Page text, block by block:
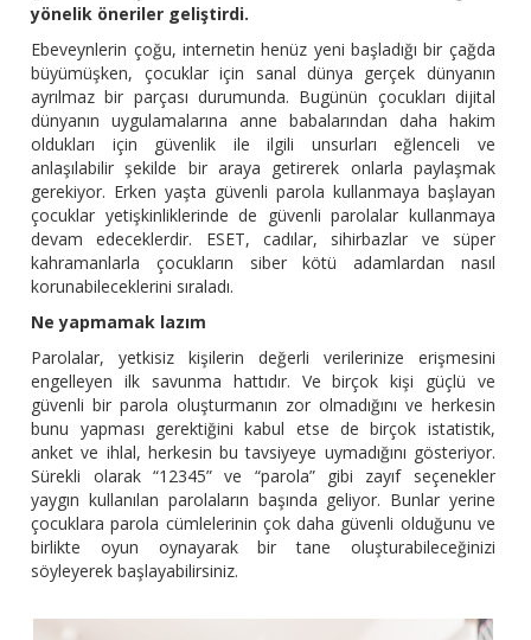
yönelik öneriler geliştirdi.
Ebeveynlerin çoğu, internetin henüz yeni başladığı bir çağda
büyümüşken, çocuklar için sanal dünya gerçek dünyanın
ayrılmaz bir parçası durumunda. Bugünün çocukları dijital
dünyanın uygulamalarına anne babalarından daha hakim
oldukları için güvenlik ile ilgili unsurları eğlenceli ve
anlaşılabilir şekilde bir araya getirerek onlarla paylaşmak
gerekiyor. Erken yaşta güvenli parola kullanmaya başlayan
çocuklar yetişkinliklerinde de güvenli parolalar kullanmaya
devam edeceklerdir. ESET, cadılar, sihirbazlar ve süper
kahramanlarla çocukların siber kötü adamlardan nasıl
korunabileceklerini sıraladı.
Ne yapmamak lazım
Parolalar, yetkisiz kişilerin değerli verilerinize erişmesini
engelleyen ilk savunma hattıdır. Ve birçok kişi güçlü ve
güvenli bir parola oluşturmanın zor olmadığını ve herkesin
bunu yapması gerektiğini kabul etse de birçok istatistik,
anket ve ihlal, herkesin bu tavsiyeye uymadığını gösteriyor.
Sürekli olarak “12345” ve “parola” gibi zayıf seçenekler
yaygın kullanılan parolaların başında geliyor. Bunlar yerine
çocuklara parola cümlelerinin çok daha güvenli olduğunu ve
birlikte oyun oynayarak bir tane oluşturabileceğinizi
söyleyerek başlayabilirsiniz.